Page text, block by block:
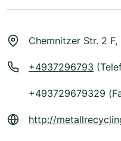
Chemnitzer Str. 2
+4937296793
+493729679329
http://